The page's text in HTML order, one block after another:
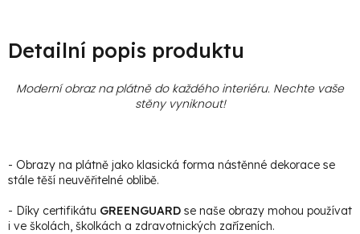
Detailní popis produktu
Moderní obraz na plátně do každého interiéru. Nechte vaše
stěny vyniknout!
- Obrazy na plátně jako klasická forma nástěnné dekorace se
stále těší neuvěřitelné oblibě.
- Díky certifikátu GREENGUARD se naše obrazy mohou používat
i ve školách, školkách a zdravotnických zařízeních.